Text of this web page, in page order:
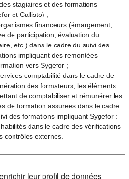
stagiaires et des formations
et Callisto) ;
financeurs (émargement,
de participation, évaluation du
etc.) dans le cadre du suivi des
impliquant des remontées
vers Sygefor ;
comptabilité dans le cadre de
des formateurs, les éléments
de comptabiliser et rémunérer les
de formation assurées dans le cadre
des formations impliquant Sygefor ;
dans le cadre des vérifications
contrôles externes.
leur profil de données